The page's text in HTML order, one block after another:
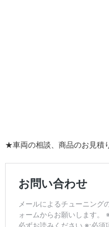
★車両の相談、商品のお見積